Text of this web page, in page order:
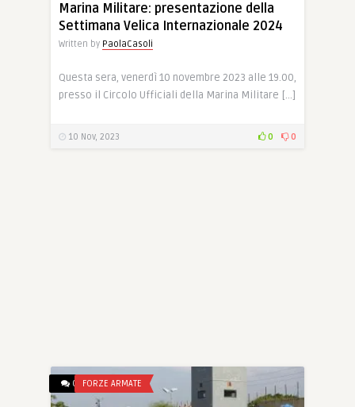
Marina Militare: presentazione della
Settimana Velica Internazionale 2024
Written by PaolaCasoli
Questa sera, venerdì 10 novembre 2023 alle 19.00,
presso il Circolo Ufficiali della Marina Militare […]
10 Nov, 2023 0 0
0 FORZE ARMATE